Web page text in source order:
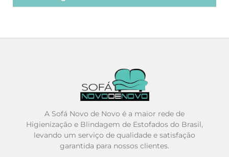
A Sofá Novo de Novo é a maior rede de
Higienização e Blindagem de Estofados do Brasil,
levando um serviço de qualidade e satisfação
garantida para nossos clientes.